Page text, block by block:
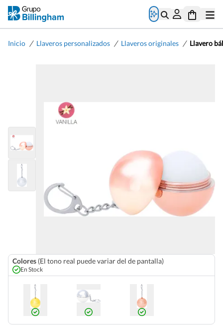
Inicio / Llaveros personalizados / Llaveros originales / Llavero
Colores (El tono real puede variar del de pantalla)
En Stock